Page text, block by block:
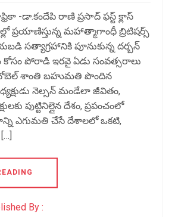
-డా.కందేపి రాణి ప్రసాద్ ఫస్ట్ క్లాస్
ప్రయాణిస్తున్న మహాత్మాగాంధీ బ్రిటిషర్స్
సత్యాగ్రహానికి పూనుకున్న దర్బన్
కోసం పోరాడి ఇరవై ఏడు సంవత్సరాలు
శాంతి బహుమతి పొందిన
నెల్సన్ మండేలా జీవితం,
పుట్టినిల్లైన దేశం, ప్రపంచంలో
ఎగుమతి చేసే దేశాలలో ఒకటి,
By :